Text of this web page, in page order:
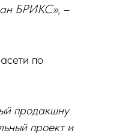
БРИКС», –
по
продакшну
проект и